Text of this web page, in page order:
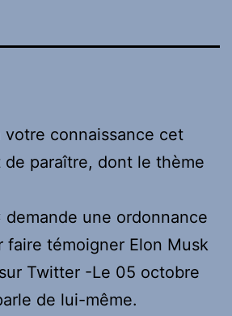
connaissance cet
paraître, dont le thème
demande une ordonnance
faire témoigner Elon Musk
Twitter -Le 05 octobre
de lui-même.